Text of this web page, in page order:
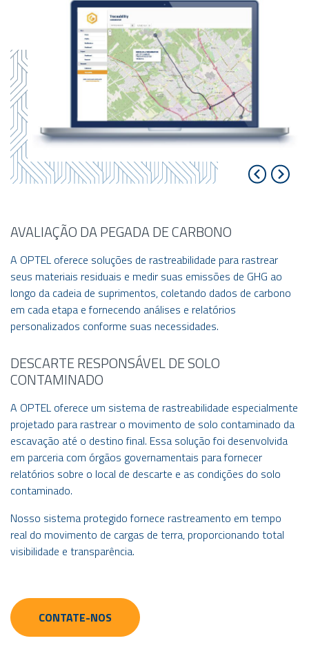
AVALIAÇÃO DA PEGADA DE CARBONO
A OPTEL oferece soluções de rastreabilidade para rastrear
seus materiais residuais e medir suas emissões de GHG ao
longo da cadeia de suprimentos, coletando dados de carbono
em cada etapa e fornecendo análises e relatórios
personalizados conforme suas necessidades.
DESCARTE RESPONSÁVEL DE SOLO
CONTAMINADO
A OPTEL oferece um sistema de rastreabilidade especialmente
projetado para rastrear o movimento de solo contaminado da
escavação até o destino final. Essa solução foi desenvolvida
em parceria com órgãos governamentais para fornecer
relatórios sobre o local de descarte e as condições do solo
contaminado.
Nosso sistema protegido fornece rastreamento em tempo
real do movimento de cargas de terra, proporcionando total
visibilidade e transparência.
CONTATE-NOS